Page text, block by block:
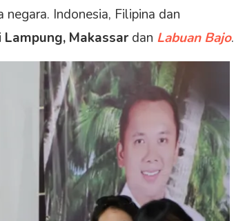
Indonesia, Filipina dan
Lampung, Makassar dan Labuan Bajo.